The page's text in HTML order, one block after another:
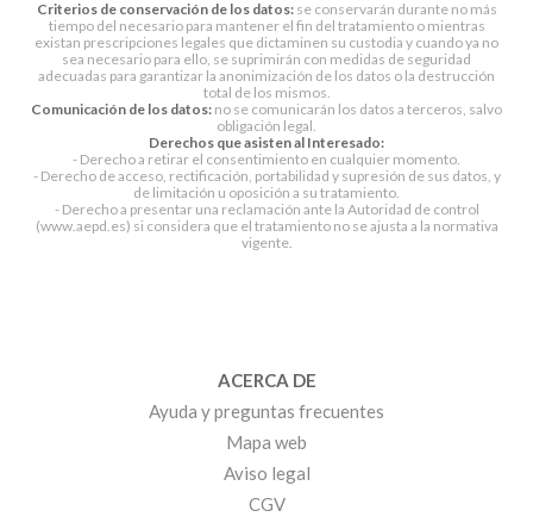
Criterios de conservación de los datos:se conservarán durante no más
tiempo del necesario para mantener el fin del tratamiento o mientras
existan prescripciones legales que dictaminen su custodia y cuando ya no
sea necesario para ello, se suprimirán con medidas de seguridad
adecuadas para garantizar la anonimización de los datos o la destrucción
total de los mismos.
Comunicación de los datos: no se comunicarán los datos a terceros, salvo
obligación legal.
Derechos que asisten al Interesado:
- Derecho a retirar el consentimiento en cualquier momento.
- Derecho de acceso, rectificación, portabilidad y supresión de sus datos, y
de limitación u oposición a su tratamiento.
- Derecho a presentar una reclamación ante la Autoridad de control
(www.aepd.es) si considera que el tratamiento no se ajusta a la normativa
vigente.
ACERCA DE
Ayuda y preguntas frecuentes
Mapa web
Aviso legal
CGV